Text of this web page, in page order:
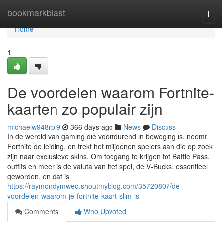
bookmarkblast
Home
Home
1
De voordelen waarom Fortnite-
kaarten zo populair zijn
michaelw948rpi9 366 days ago News
Discuss
In de wereld van gaming die voortdurend in beweging is, neemt
Fortnite de leiding, en trekt het miljoenen spelers aan die op zoek
zijn naar exclusieve skins. Om toegang te krijgen tot Battle Pass,
outfits en meer is de valuta van het spel, de V‑Bucks, essentieel
geworden, en dat is
https://raymondymweo.shoutmyblog.com/35720807/de-
voordelen-waarom-je-fortnite-kaart-slim-is
Comments
Who Upvoted